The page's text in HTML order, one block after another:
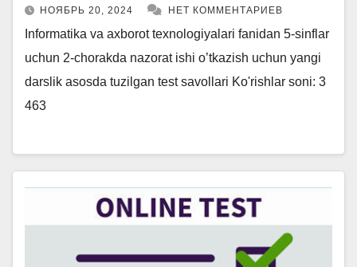
НОЯБРЬ 20, 2024 НЕТ КОММЕНТАРИЕВ
Informatika va axborot texnologiyalari fanidan 5-sinflar
uchun 2-chorakda nazorat ishi o’tkazish uchun yangi
darslik asosda tuzilgan test savollari Ko'rishlar soni: 3
463